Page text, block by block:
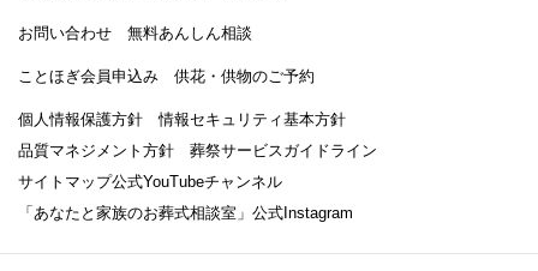
お問い合わせ 無料あんしん相談
ことほぎ会員申込み 供花・供物のご予約
個人情報保護方針
情報セキュリティ基本方針
品質マネジメント方針
葬祭サービスガイドライン
サイトマップ公式YouTubeチャンネル
「あなたと家族のお葬式相談室」 公式Instagram